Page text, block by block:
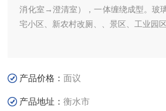
消化室→澄清室），一体缠绕成型。玻
宅小区、新农村改厕、、景区、工业园
产品价格：面议
产品地址：衡水市